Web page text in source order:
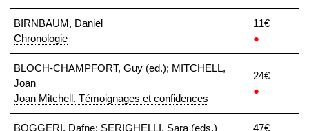
BIRNBAUM, Daniel
Chronologie
11€
●
BLOCH-CHAMPFORT, Guy (ed.); MITCHELL,
Joan
Joan Mitchell. Témoignages et confidences
24€
●
BOGGERI, Dafne; SERIGHELLI, Sara (eds.)
47€